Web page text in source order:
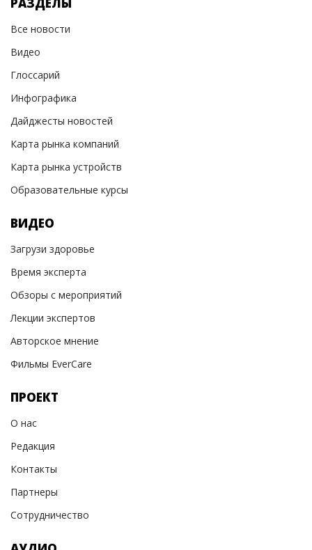
Все новости
Видео
Глоссарий
Инфографика
Дайджесты новостей
Карта рынка компаний
Карта рынка устройств
Образовательные курсы
ВИДЕО
Загрузи здоровье
Время эксперта
Обзоры с мероприятий
Лекции экспертов
Авторское мнение
Фильмы EverCare
ПРОЕКТ
О нас
Редакция
Контакты
Партнеры
Сотрудничество